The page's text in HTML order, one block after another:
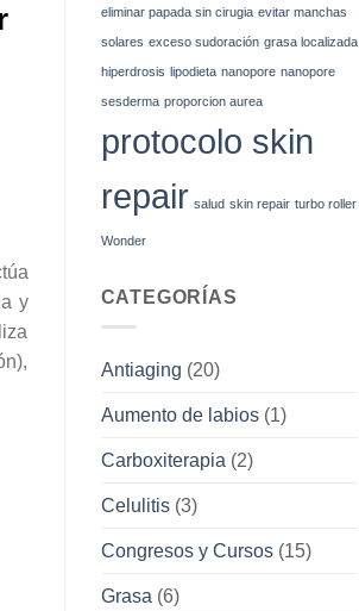
y
(2026)
eliminar papada sin cirugia evitar manchas
solares exceso sudoración grasa localizada
hiperdrosis lipodieta nanopore nanopore
sesderma proporcion aurea
protocolo skin
repair salud skin repair turbo roller
Wonder
CATEGORÍAS
Antiaging (20)
Aumento de labios(1)
Carboxiterapia (2)
Celulitis(3)
Congresos y Cursos(15)
Grasa (6)